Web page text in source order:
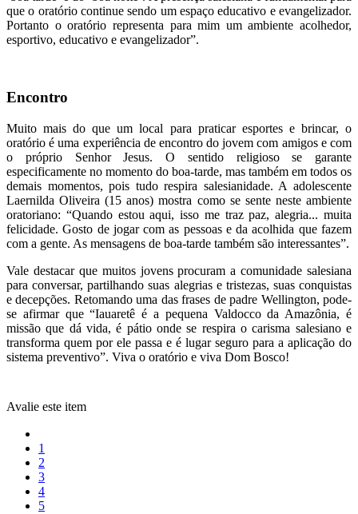
que o oratório continue sendo um espaço educativo e evangelizador.
Portanto o oratório representa para mim um ambiente acolhedor,
esportivo, educativo e evangelizador”.
Encontro
Muito mais do que um local para praticar esportes e brincar, o
oratório é uma experiência de encontro do jovem com amigos e com
o próprio Senhor Jesus. O sentido religioso se garante
especificamente no momento do boa-tarde, mas também em todos os
demais momentos, pois tudo respira salesianidade. A adolescente
Laernilda Oliveira (15 anos) mostra como se sente neste ambiente
oratoriano: “Quando estou aqui, isso me traz paz, alegria... muita
felicidade. Gosto de jogar com as pessoas e da acolhida que fazem
com a gente. As mensagens de boa-tarde também são interessantes”.
Vale destacar que muitos jovens procuram a comunidade salesiana
para conversar, partilhando suas alegrias e tristezas, suas conquistas
e decepções. Retomando uma das frases de padre Wellington, pode-
se afirmar que “Iauaretê é a pequena Valdocco da Amazônia, é
missão que dá vida, é pátio onde se respira o carisma salesiano e
transforma quem por ele passa e é lugar seguro para a aplicação do
sistema preventivo”. Viva o oratório e viva Dom Bosco!
Avalie este item
1
2
3
4
5